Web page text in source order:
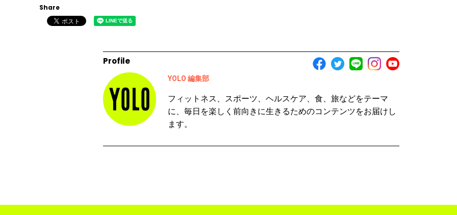
Share
Profile
YOLO 編集部
フィットネス、スポーツ、ヘルスケア、食、旅などをテーマ
に、毎日を楽しく前向きに生きるためのコンテンツをお届けし
ます。